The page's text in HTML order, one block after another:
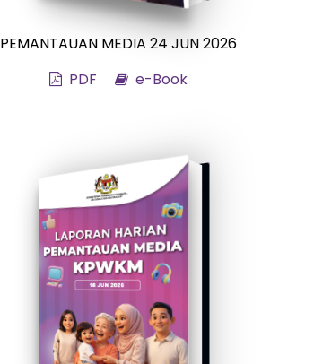
PEMANTAUAN MEDIA 24 JUN 2026
PDF
e-Book